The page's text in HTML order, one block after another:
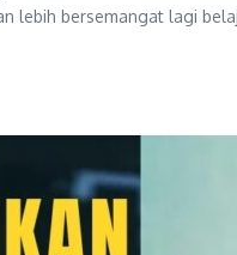
lebih bersemangat lagi